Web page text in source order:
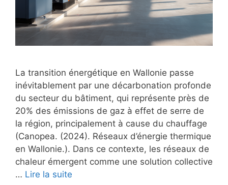
La transition énergétique en Wallonie passe
inévitablement par une décarbonation profonde
du secteur du bâtiment, qui représente près de
20% des émissions de gaz à effet de serre de
la région, principalement à cause du chauffage
(Canopea. (2024). Réseaux d’énergie thermique
en Wallonie.). Dans ce contexte, les réseaux de
chaleur émergent comme une solution collective
… Lire la suite